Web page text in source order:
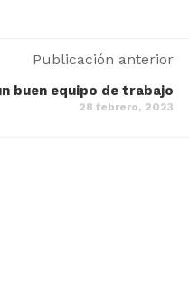
Publicación anterior
buen equipo de trabajo
28 febrero, 2023